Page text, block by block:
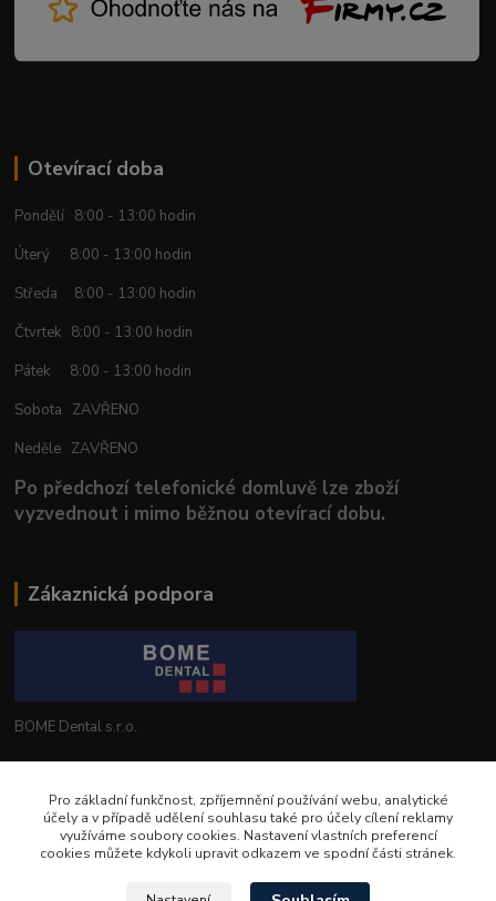
Otevírací doba
Pondělí 8:00 - 13:00 hodin
Úterý 8:00 - 13:00 hodin
Středa 8:00 - 13:00 hodin
Čtvrtek 8:00 - 13:00 hodin
Pátek 8:00 - 13:00 hodin
Sobota ZAVŘENO
Neděle ZAVŘENO
Po předchozí telefonické domluvě lze zboží
vyzvednout i mimo běžnou otevírací dobu.
Zákaznická podpora
BOME Dental s.r.o.
info@bomedental.eu
Pro základní funkčnost, zpříjemnění používání webu, analytické
účely a v případě udělení souhlasu také pro účely cílení reklamy
využíváme soubory cookies. Nastavení vlastních preferencí
cookies můžete kdykoli upravit odkazem ve spodní části stránek.